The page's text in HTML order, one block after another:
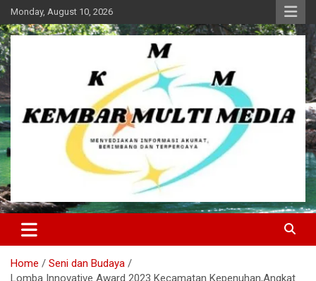
Skip
to
content
Monday, August 10, 2026
Kembar Multi Media
Home
Seni dan Budaya
Lomba Innovative Award 2023 Kecamatan Kepenuhan,Angkat